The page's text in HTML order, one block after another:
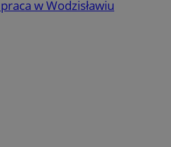
w Wodzisławiu